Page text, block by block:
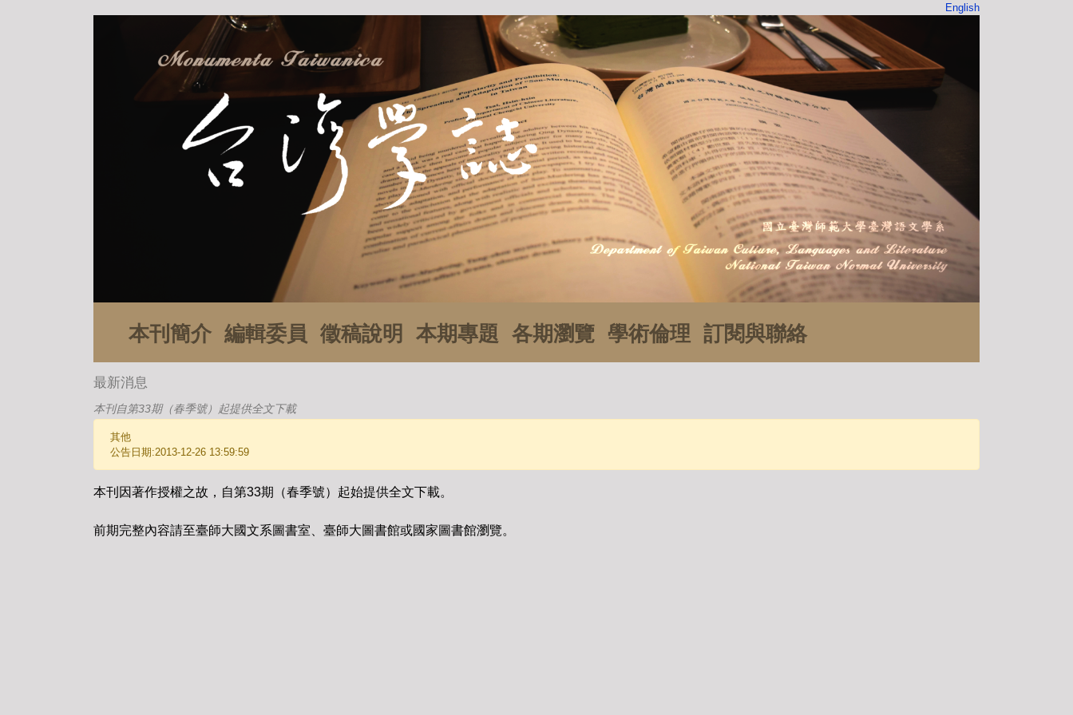
English
本刊簡介 編輯委員 徵稿說明 本期專題 各期瀏覽 學術倫理 訂閱與聯絡
最新消息
本刊自第33期（春季號）起提供全文下載
其他
公告日期:2013-12-26 13:59:59
本刊因著作授權之故，自第33期（春季號）起始提供全文下載。
前期完整內容請至臺師大國文系圖書室、臺師大圖書館或國家圖書館瀏覽。